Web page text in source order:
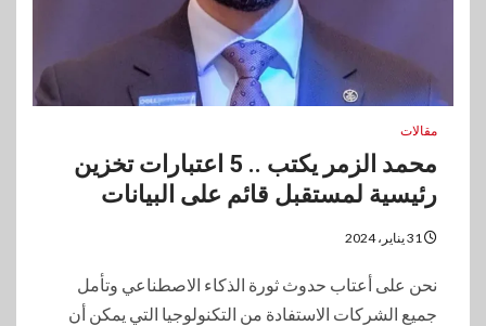
مقالات
محمد الزمر يكتب .. 5 اعتبارات تخزين
رئيسية لمستقبل قائم على البيانات
نحن على أعتاب حدوث ثورة الذكاء الاصطناعي وتأمل
جميع الشركات الاستفادة من التكنولوجيا التي يمكن أن